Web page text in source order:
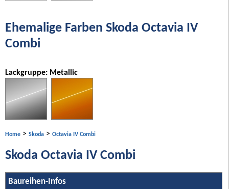
Ehemalige Farben Skoda Octavia IV
Combi
Lackgruppe: Metallic
Home > Skoda > Octavia IV Combi
Skoda Octavia IV Combi
Baureihen-Infos